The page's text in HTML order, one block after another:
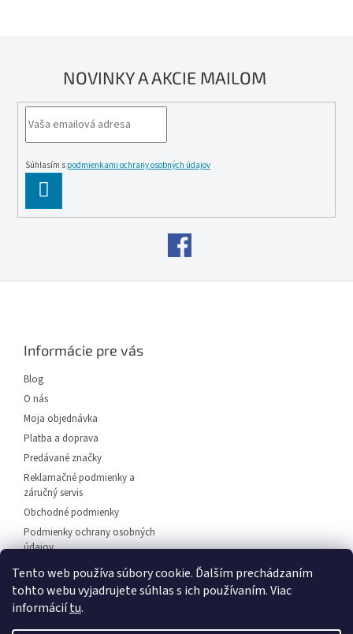
Tento web používa súbory cookie. Ďalším prechádzaním
tohto webu vyjadrujete súhlas s ich používaním. Viac
informáciítu.
NOVINKY A AKCIE MAILOM
Súhlasím s podmienkami ochrany osobných údajov
SE
Informácie pre vás
Blog
O nás
Moja objednávka
Platba a doprava
Predávané značky
Reklamačné podmienky a
záručný servis
Obchodné podmienky
Podmienky ochrany osobných
údajov
Predajňa svietidiel Dunajská
Streda
Napíšte nám